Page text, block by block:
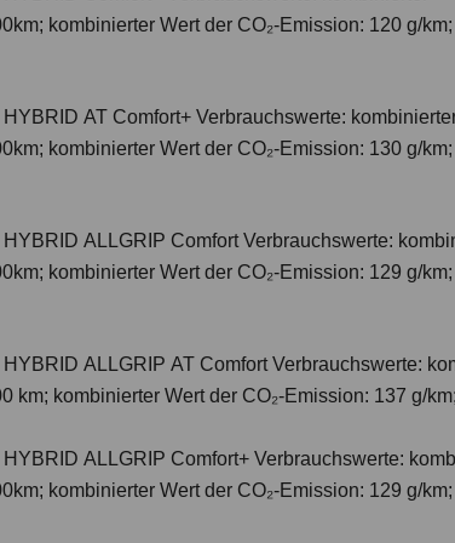
kombinierter Wert der CO₂-Emission: 120 g/km;
AT Comfort+ Verbrauchswerte:
kombinierter Wert der CO₂-Emission: 130 g/km;
ALLGRIP ComfortVerbrauchswerte:
kombinierter Wert der CO₂-Emission: 129 g/km;
ALLGRIP AT ComfortVerbrauchswerte:
km; kombinierter Wert der CO₂-Emission: 137 g/
ALLGRIP Comfort+ Verbrauchswerte:
kombinierter Wert der CO₂-Emission: 129 g/km;